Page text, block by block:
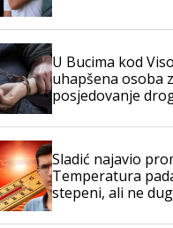
U Bucima kod
uhapšena osoba
posjedovanje
Sladić najavio
Temperatura
stepeni, ali ne